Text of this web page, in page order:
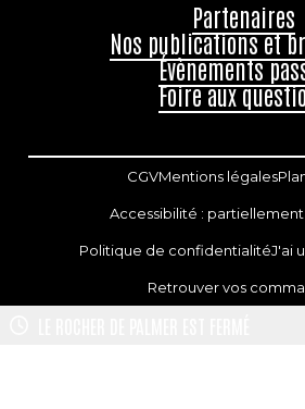
Partenaires
Nos publications et
Évènements
Foire aux
CGVMentions légales
Accessibilité :
Politique de confidentialitéJ'ai
Retrouver vos